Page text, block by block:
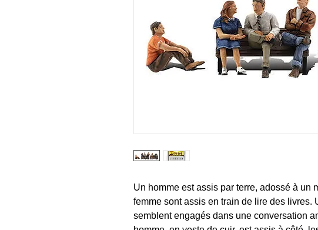
Un homme est assis par terre, adossé à un
femme sont assis en train de lire des livres.
semblent engagés dans une conversation